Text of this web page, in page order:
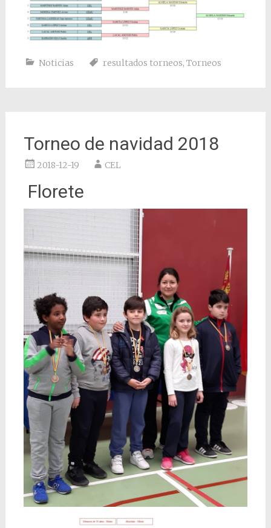
Noticias resultados torneos, Torneos
Torneo de navidad 2018
2018-12-19 CEL
Florete